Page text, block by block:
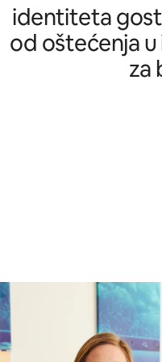
identiteta
od oštećenja u
za